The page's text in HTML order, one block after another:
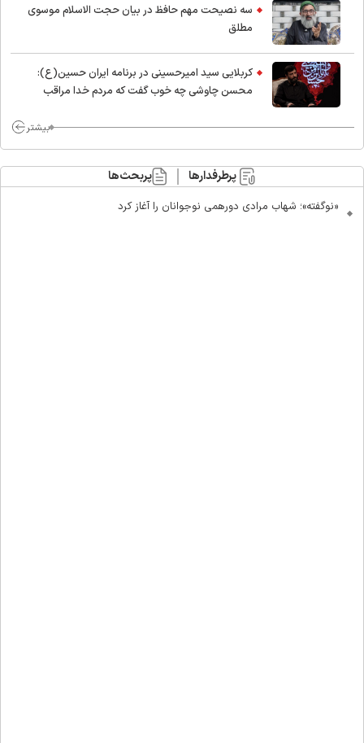
سه نصیحت مهم حافظ در بیان حجت الاسلام موسوی
مطلق
کربلایی سید امیر‌حسینی در برنامه ایران حسین(ع):
محسن چاوشی چه خوب گفت که مردم خدا مراقب
بیشتر
پرطرفدارها پربحث‌ها
«نوگفته»؛ شهاب مرادی دورهمی نوجوانان را آغاز کرد